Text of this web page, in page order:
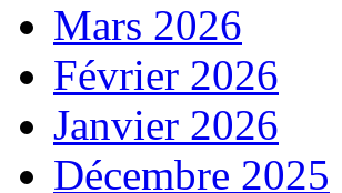
Mars 2026
Février 2026
Janvier 2026
Décembre 2025